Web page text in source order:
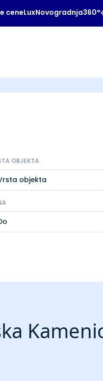
ceneLuxNovogradnja360°
OBJEKTA